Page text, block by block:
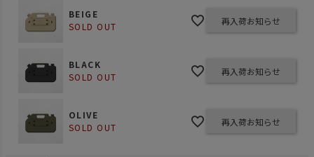
BEIGE
SOLD OUT
再入荷お知らせ
BLACK
SOLD OUT
再入荷お知らせ
OLIVE
SOLD OUT
再入荷お知らせ